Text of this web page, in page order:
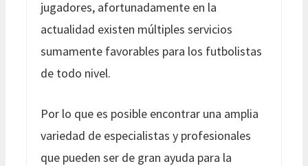
jugadores, afortunadamente en la
actualidad existen múltiples servicios
sumamente favorables para los futbolistas
de todo nivel.
Por lo que es posible encontrar una amplia
variedad de especialistas y profesionales
que pueden ser de gran ayuda para la